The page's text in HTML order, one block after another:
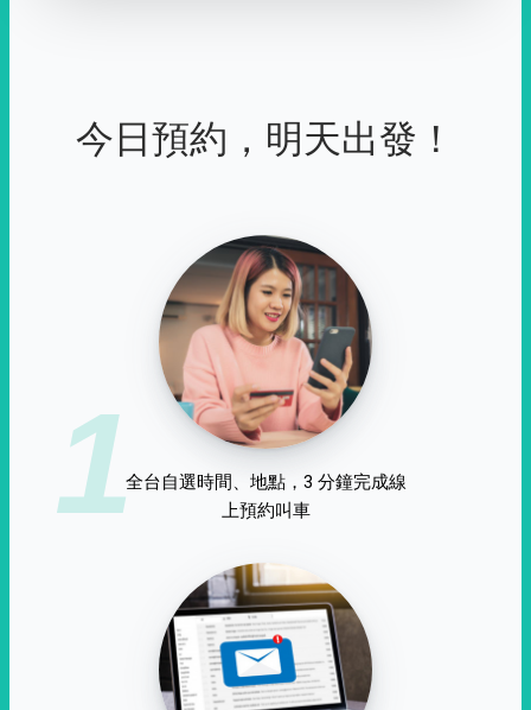
今日預約，明天出發！
1全台自選時間、地點，3 分鐘完成線
上預約叫車